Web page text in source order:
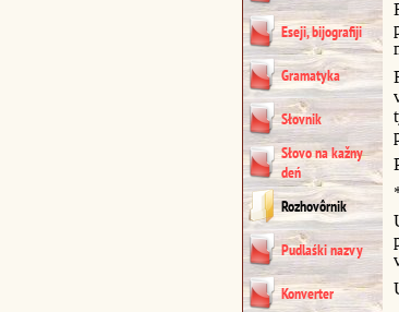
Eseji, bijografiji
Gramatyka
Słovnik
Słovo na kažny
deń
Rozhovôrnik
Pudlaśki nazvy
Konverter